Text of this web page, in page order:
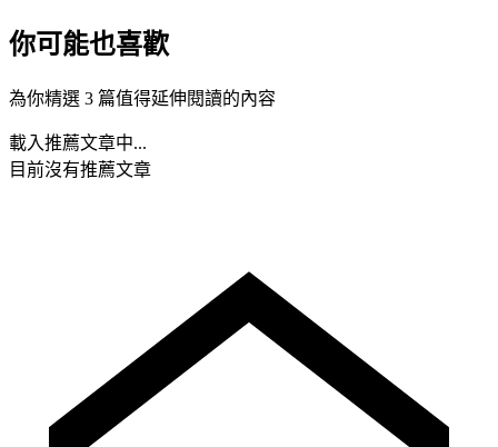
你可能也喜歡
為你精選 3 篇值得延伸閱讀的內容
載入推薦文章中...
目前沒有推薦文章